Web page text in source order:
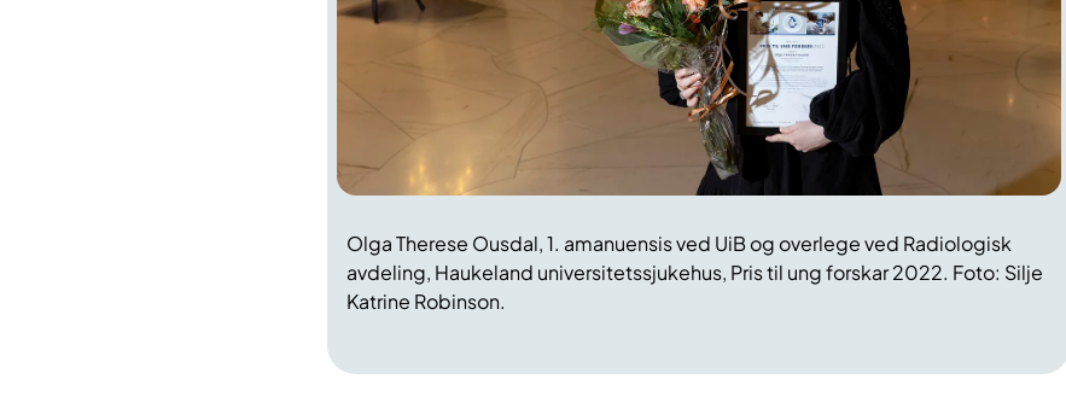
Olga Therese Ousdal, 1. amanuensis ved UiB og overlege ved Radiologisk
avdeling, Haukeland universitetssjukehus, Pris til ung forskar 2022. Foto: Silje
Katrine Robinson.